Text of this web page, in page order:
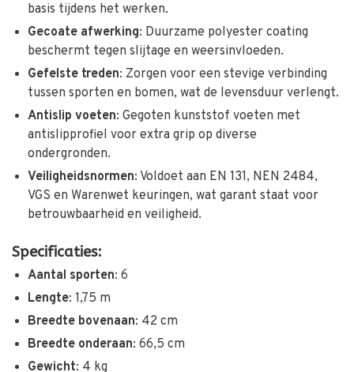
basis tijdens het werken.
Gecoate afwerking: Duurzame polyester coating
beschermt tegen slijtage en weersinvloeden.
Gefelste treden: Zorgen voor een stevige verbinding
tussen sporten en bomen, wat de levensduur verlengt.
Antislip voeten: Gegoten kunststof voeten met
antislipprofiel voor extra grip op diverse
ondergronden.
Veiligheidsnormen: Voldoet aan EN 131, NEN 2484,
VGS en Warenwet keuringen, wat garant staat voor
betrouwbaarheid en veiligheid.
Specificaties:
Aantal sporten: 6
Lengte: 1,75 m
Breedte bovenaan: 42 cm
Breedte onderaan: 66,5 cm
Gewicht: 4 kg